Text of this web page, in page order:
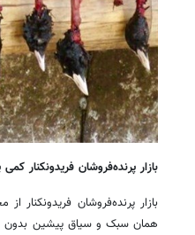
بازار پرنده‌فروشان فریدونکنار
بازار پرنده‌فروشان
همان سبک و سیاق پیشین بدون